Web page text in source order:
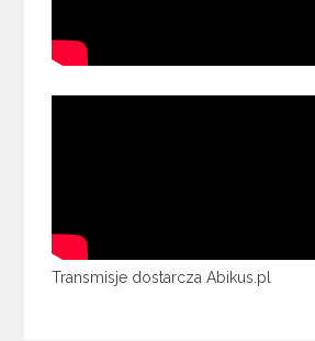
Transmisje dostarcza Abikus.pl